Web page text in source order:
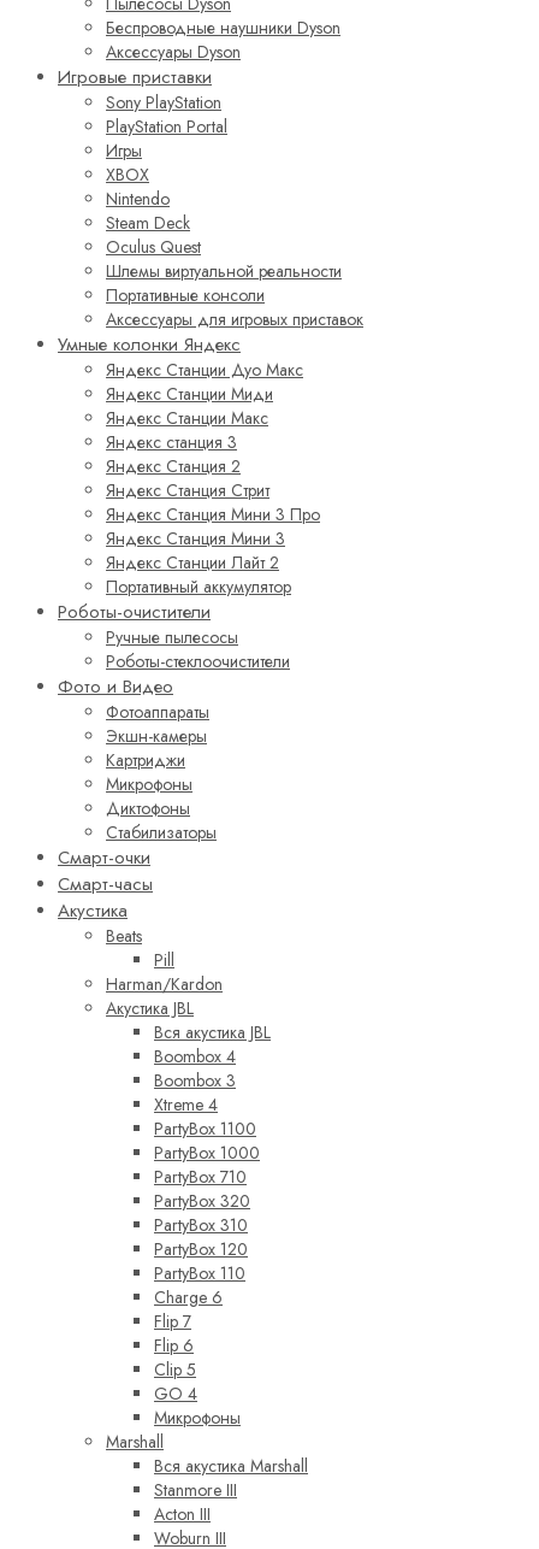
Беспроводные наушники Dyson
Аксессуары Dyson
Игровые приставки
Sony PlayStation
PlayStation Portal
Игры
XBOX
Nintendo
Steam Deck
Oculus Quest
Шлемы виртуальной реальности
Портативные консоли
Аксессуары для игровых приставок
Умные колонки Яндекс
Яндекс Станции Дуо Макс
Яндекс Станции Миди
Яндекс Станции Макс
Яндекс станция 3
Яндекс Станция 2
Яндекс Станция Стрит
Яндекс Станция Мини 3 Про
Яндекс Станция Мини 3
Яндекс Станции Лайт 2
Портативный аккумулятор
Роботы-очистители
Ручные пылесосы
Роботы-стеклоочистители
Фото и Видео
Фотоаппараты
Экшн-камеры
Картриджи
Микрофоны
Диктофоны
Стабилизаторы
Смарт-очки
Смарт-часы
Акустика
Beats
Pill
Harman/Kardon
Акустика JBL
Вся акустика JBL
Boombox 4
Boombox 3
Xtreme 4
PartyBox 1100
PartyBox 1000
PartyBox 710
PartyBox 320
PartyBox 310
PartyBox 120
PartyBox 110
Charge 6
Flip 7
Flip 6
Clip 5
GO 4
Микрофоны
Marshall
Вся акустика Marshall
Stanmore III
Acton III
Woburn III